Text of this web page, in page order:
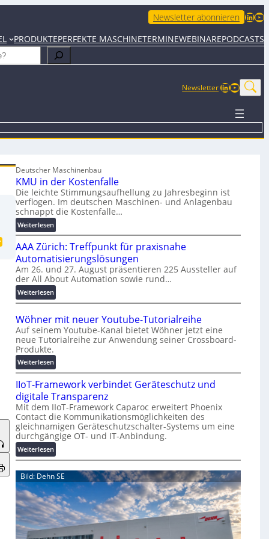
Newsletter abonnieren LinkedIn YouTube
PRODUKTEPERFEKTE MASCHINETERMINEWEBINAREPODCASTS
NewsletterLinkedIn
Deutscher Maschinenbau
KMU in der Kostenfalle
Die leichte Stimmungsaufhellung zu Jahresbeginn ist
verflogen. Im deutschen Maschinen- und Anlagenbau
schnappt die Kostenfalle…
Weiterlesen:
K
M
U
i
n
d
e
K
o
s
t
e
n
f
a
l
e
AAA Zürich: Treffpunkt für praxisnahe
Automatisierungslösungen
Am 26. und 27. August präsentieren 225 Aussteller auf
der All About Automation sowie rund…
Weiterlesen:
A
A
Z
ü
r
i
h
:
T
r
e
f
f
u
k
t
f
ü
Wöhner mit neuer Youtube-Tutorialreihe
Auf seinem Youtube-Kanal bietet Wöhner jetzt eine
neue Tutorialreihe zur Anwendung seiner Crossboard-
Produkte.
Weiterlesen:
W
ö
h
n
e
r
m
i
t
n
e
u
e
r
Y
o
IIoT-Framework verbindet Geräteschutz und
digitale Transparenz
Mit dem IIoT-Framework Caparoc erweitert Phoenix
Contact die Kommunikationsmöglichkeiten des
gleichnamigen Geräteschutzschalter-Systems um eine
durchgängige OT- und IT-Anbindung.
Weiterlesen:
I
I
o
T
-
F
r
a
Bild: Dehn SE